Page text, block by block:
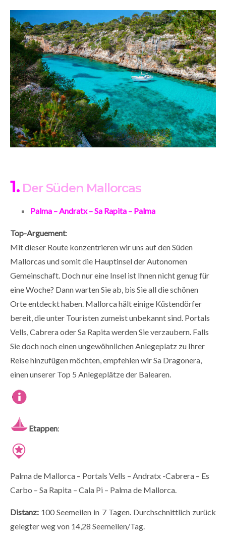
1.Der Süden Mallorcas
Palma – Andratx – Sa Rapita – Palma
Top-Arguement:
Mit dieser Route konzentrieren wir uns auf den Süden
Mallorcas und somit die Hauptinsel der Autonomen
Gemeinschaft. Doch nur eine Insel ist Ihnen nicht genug für
eine Woche? Dann warten Sie ab, bis Sie all die schönen
Orte entdeckt haben. Mallorca hält einige Küstendörfer
bereit, die unter Touristen zumeist unbekannt sind. Portals
Vells, Cabrera oder Sa Rapita werden Sie verzaubern. Falls
Sie doch noch einen ungewöhnlichen Anlegeplatz zu Ihrer
Reise hinzufügen möchten, empfehlen wir Sa Dragonera,
einen unserer Top 5 Anlegeplätze der Balearen.
Etappen:
Palma de Mallorca – Portals Vells – Andratx -Cabrera – Es
Carbo – Sa Rapita – Cala Pi – Palma de Mallorca.
Distanz: 100 Seemeilen in 7 Tagen. Durchschnittlich zurück
gelegter weg von 14,28 Seemeilen/Tag.